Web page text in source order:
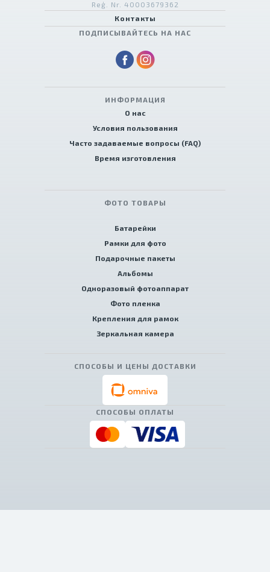
Reģ. Nr. 40003679362
Контакты
ПОДПИСЫВАЙТЕСЬ НА НАС
ИНФОРМАЦИЯ
О нас
Условия пользования
Часто задаваемые вопросы (FAQ)
Время изготовления
ФОТО ТОВАРЫ
Батарейки
Рамки для фото
Подарочные пакеты
Альбомы
Одноразовый фотоаппарат
Фото пленка
Крепления для рамок
Зеркальная камера
СПОСОБЫ И ЦЕНЫ ДОСТАВКИ
СПОСОБЫ ОПЛАТЫ